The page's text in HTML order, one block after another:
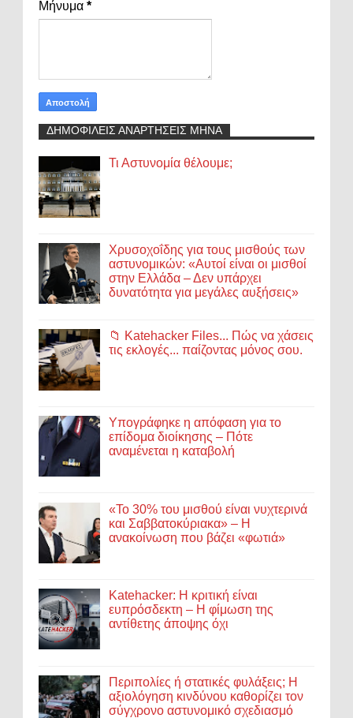
Μήνυμα *
ΔΗΜΟΦΙΛΕΙΣ ΑΝΑΡΤΗΣΕΙΣ ΜΗΝΑ
Τι Αστυνομία θέλουμε;
Χρυσοχοΐδης για τους μισθούς των
αστυνομικών: «Αυτοί είναι οι μισθοί
στην Ελλάδα – Δεν υπάρχει
δυνατότητα για μεγάλες αυξήσεις»
📁 Katehacker Files... Πώς να χάσεις
τις εκλογές... παίζοντας μόνος σου.
Υπογράφηκε η απόφαση για το
επίδομα διοίκησης – Πότε
αναμένεται η καταβολή
«Το 30% του μισθού είναι νυχτερινά
και Σαββατοκύριακα» – Η
ανακοίνωση που βάζει «φωτιά»
Katehacker: Η κριτική είναι
ευπρόσδεκτη – Η φίμωση της
αντίθετης άποψης όχι
Περιπολίες ή στατικές φυλάξεις; Η
αξιολόγηση κινδύνου καθορίζει τον
σύγχρονο αστυνομικό σχεδιασμό